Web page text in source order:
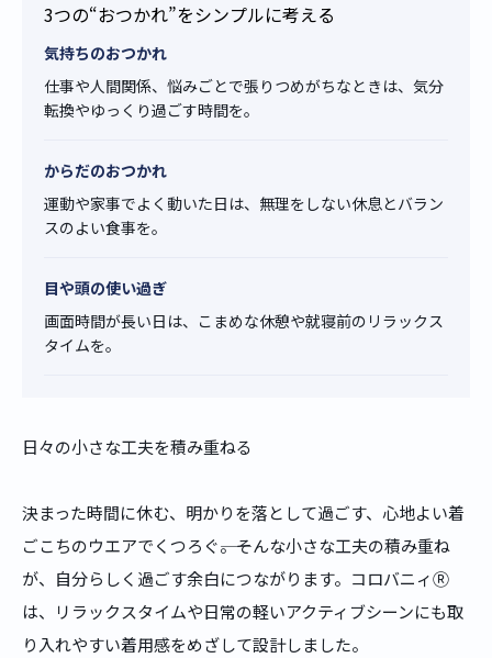
3つの“おつかれ”をシンプルに考える
気持ちのおつかれ
仕事や人間関係、悩みごとで張りつめがちなときは、気分
転換やゆっくり過ごす時間を。
からだのおつかれ
運動や家事でよく動いた日は、無理をしない休息とバラン
スのよい食事を。
目や頭の使い過ぎ
画面時間が長い日は、こまめな休憩や就寝前のリラックス
タイムを。
日々の小さな工夫を積み重ねる
決まった時間に休む、明かりを落として過ごす、心地よい着
ごこちのウエアでくつろぐ――。そんな小さな工夫の積み重ね
が、自分らしく過ごす余白につながります。コロバニィⓇ
は、リラックスタイムや日常の軽いアクティブシーンにも取
り入れやすい着用感をめざして設計しました。